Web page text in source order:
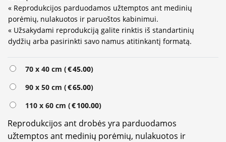
« Reprodukcijos parduodamos užtemptos ant medinių
porėmių, nulakuotos ir paruoštos kabinimui.
« Užsakydami reprodukciją galite rinktis iš standartinių
dydžių arba pasirinkti savo namus atitinkantį formatą.
70 x 40 cm (€45.00)
90 x 50 cm (€65.00)
110 x 60 cm (€100.00)
Reprodukcijos ant drobės yra parduodamos
užtemptos ant medinių porėmių, nulakuotos ir
Alternative: